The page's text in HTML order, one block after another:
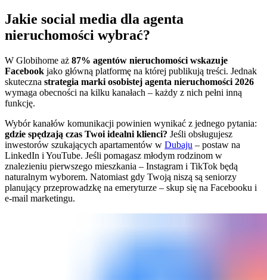
Jakie social media dla agenta
nieruchomości wybrać?
W Globihome aż 87% agentów nieruchomości wskazuje
Facebook jako główną platformę na której publikują treści. Jednak
skuteczna strategia marki osobistej agenta nieruchomości 2026
wymaga obecności na kilku kanałach – każdy z nich pełni inną
funkcję.
Wybór kanałów komunikacji powinien wynikać z jednego pytania:
gdzie spędzają czas Twoi idealni klienci? Jeśli obsługujesz
inwestorów szukających apartamentów w Dubaju – postaw na
LinkedIn i YouTube. Jeśli pomagasz młodym rodzinom w
znalezieniu pierwszego mieszkania – Instagram i TikTok będą
naturalnym wyborem. Natomiast gdy Twoją niszą są seniorzy
planujący przeprowadzkę na emeryturze – skup się na Facebooku i
e-mail marketingu.